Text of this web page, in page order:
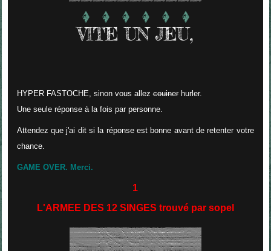
VITE UN JEU,
HYPER FASTOCHE, sinon vous allezcouinerhurler.
Une seule réponse à la fois par personne.
Attendez que j'ai dit si la réponse est bonne avant de retenter votre
chance.
GAME OVER. Merci.
1
L'ARMEE DES 12 SINGES trouvé par sopel